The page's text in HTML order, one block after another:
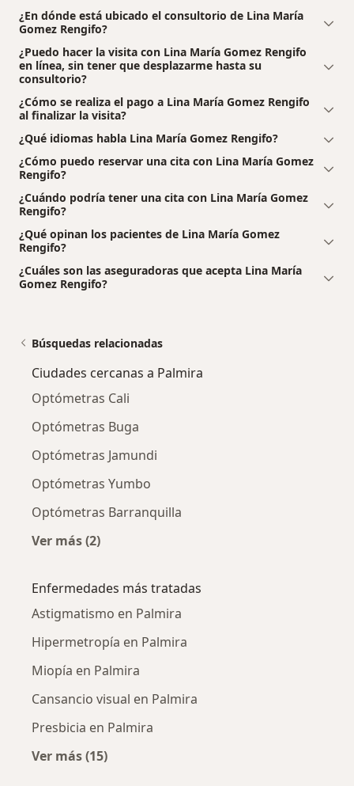
¿En dónde está ubicado el consultorio de Lina María
Gomez Rengifo?
¿Puedo hacer la visita con Lina María Gomez Rengifo
en línea, sin tener que desplazarme hasta su
consultorio?
¿Cómo se realiza el pago a Lina María Gomez Rengifo
al finalizar la visita?
¿Qué idiomas habla Lina María Gomez Rengifo?
¿Cómo puedo reservar una cita con Lina María Gomez
Rengifo?
¿Cuándo podría tener una cita con Lina María Gomez
Rengifo?
¿Qué opinan los pacientes de Lina María Gomez
Rengifo?
¿Cuáles son las aseguradoras que acepta Lina María
Gomez Rengifo?
Búsquedas relacionadas
Ciudades cercanas a Palmira
Optómetras Cali
Optómetras Buga
Optómetras Jamundi
Optómetras Yumbo
Optómetras Barranquilla
Ver más (2)
Enfermedades más tratadas
Astigmatismo en Palmira
Hipermetropía en Palmira
Miopía en Palmira
Cansancio visual en Palmira
Presbicia en Palmira
Ver más (15)